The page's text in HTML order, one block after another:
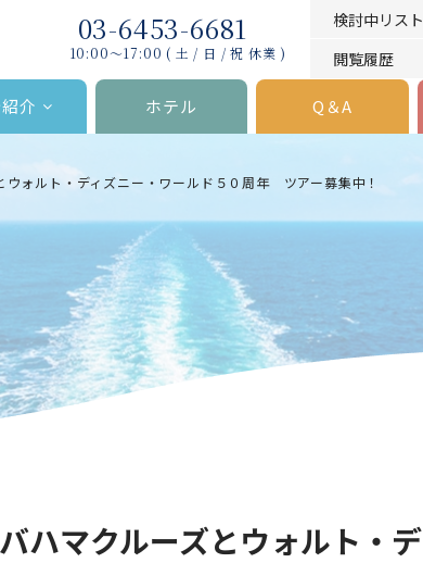
03-6453-6681
10:00〜17:00 ( 土 / 日 / 祝 休業 )
検討中リスト
閲覧履歴
介 ホテル Q＆A
ォルト・ディズニー・ワールド５０周年 ツアー募集中！
ハマクルーズとウォルト・デ